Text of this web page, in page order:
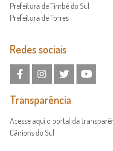
Prefeitura de Timbé do Sul
Prefeitura de Torres
Redes sociais
Transparência
Acesse aqui o portal da
Cânions do Sul